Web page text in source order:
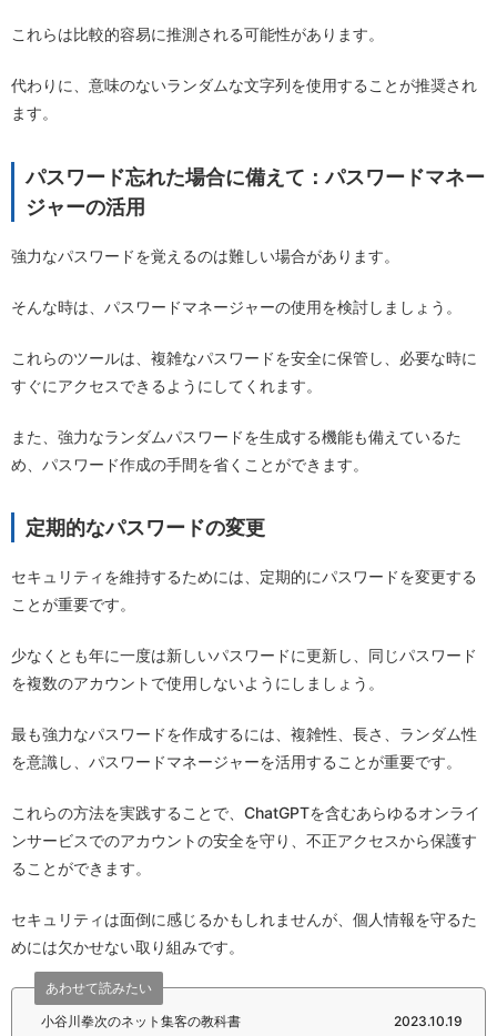
これらは比較的容易に推測される可能性があります。
代わりに、意味のないランダムな文字列を使用することが推奨され
ます。
パスワード忘れた場合に備えて：パスワードマネー
ジャーの活用
強力なパスワードを覚えるのは難しい場合があります。
そんな時は、パスワードマネージャーの使用を検討しましょう。
これらのツールは、複雑なパスワードを安全に保管し、必要な時に
すぐにアクセスできるようにしてくれます。
また、強力なランダムパスワードを生成する機能も備えているた
め、パスワード作成の手間を省くことができます。
定期的なパスワードの変更
セキュリティを維持するためには、定期的にパスワードを変更する
ことが重要です。
少なくとも年に一度は新しいパスワードに更新し、同じパスワード
を複数のアカウントで使用しないようにしましょう。
最も強力なパスワードを作成するには、複雑性、長さ、ランダム性
を意識し、パスワードマネージャーを活用することが重要です。
これらの方法を実践することで、ChatGPTを含むあらゆるオンライ
ンサービスでのアカウントの安全を守り、不正アクセスから保護す
ることができます。
セキュリティは面倒に感じるかもしれませんが、個人情報を守るた
めには欠かせない取り組みです。
小谷川拳次のネット集客の教科書
あわせて読みたい
2023.10.19